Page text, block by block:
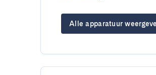
Alle apparatuur